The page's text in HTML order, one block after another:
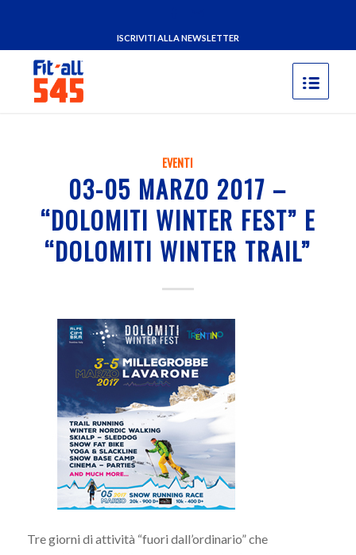
ISCRIVITI ALLA NEWSLETTER
EVENTI
03-05 MARZO 2017 –
“DOLOMITI WINTER FEST” E
“DOLOMITI WINTER TRAIL”
Tre giorni di attività “fuori dall’ordinario” che